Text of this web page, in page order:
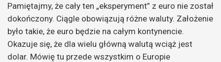
Pamiętajmy, że cały ten „eksperyment” z euro nie został
dokończony. Ciągle obowiązują różne waluty. Założenie
było takie, że euro będzie na całym kontynencie.
Okazuje się, że dla wielu główną walutą wciąż jest
dolar. Mówię tu przede wszystkim o Europie